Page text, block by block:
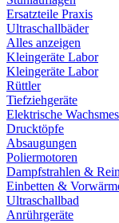
Ersatzteile Praxis
Ultraschallbäder
Alles anzeigen
Kleingeräte Labor
Kleingeräte Labor
Rüttler
Tiefziehgeräte
Elektrische
Drucktöpfe
Absaugungen
Poliermotoren
Dampfstrahlen &
Einbetten &
Ultraschallbad
Anrührgeräte